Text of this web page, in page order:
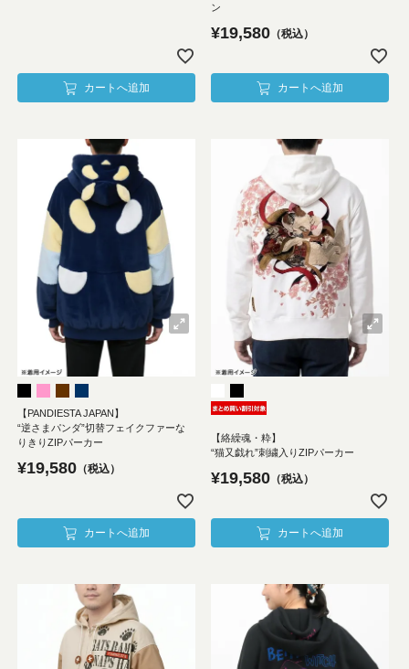
カートへ追加
ン
¥19,580 税込
カートへ追加
【PANDIESTA JAPAN】
“逆さまパンダ”切替フェイクファーな
りきりZIPパーカー
¥19,580 税込
カートへ追加
【絡繰魂・粋】
“猫又戯れ”刺繍入りZIPパーカー
¥19,580 税込
カートへ追加